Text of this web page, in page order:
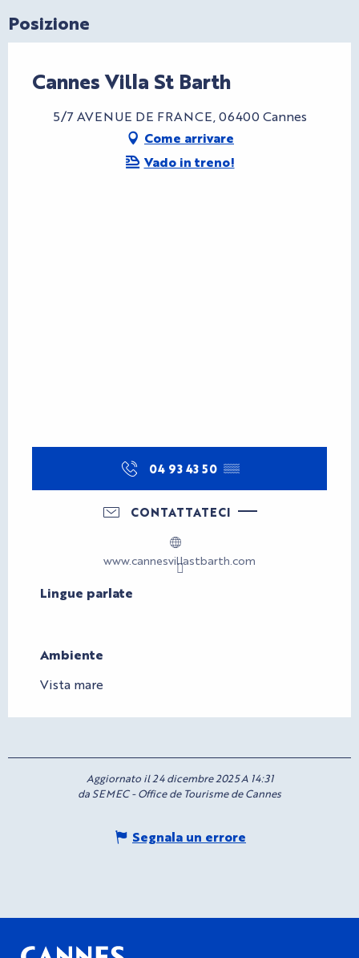
Posizione
Cannes Villa St Barth
5/7 AVENUE DE FRANCE, 06400 Cannes
Come arrivare
Vado in treno!
04 93 43 50 ▒▒
CONTATTATECI
www.cannesvillastbarth.com
Lingue parlate
Lingue parlate
Ambiente
Ambiente
Vista mare
Aggiornato il 24 dicembre 2025 A 14:31
da SEMEC - Office de Tourisme de Cannes
Segnala un errore